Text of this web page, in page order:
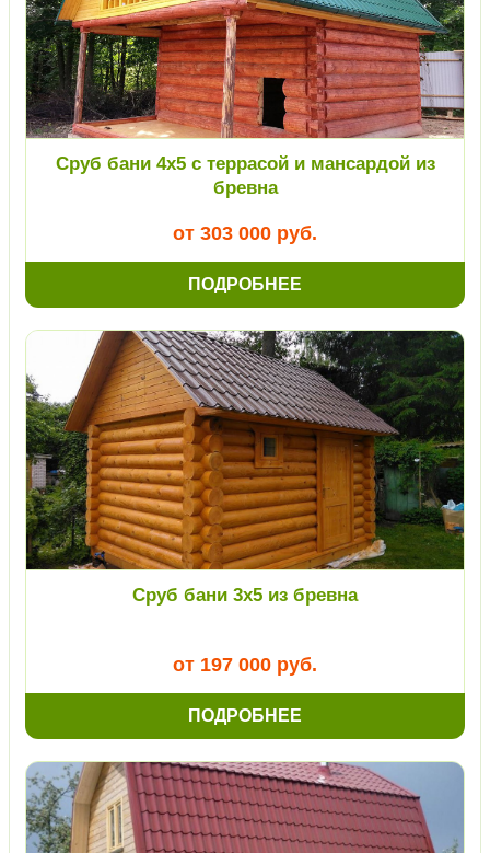
Сруб бани 4х5 с террасой и мансардой из
бревна
от 303 000 руб.
ПОДРОБНЕЕ
Сруб бани 3х5 из бревна
от 197 000 руб.
ПОДРОБНЕЕ